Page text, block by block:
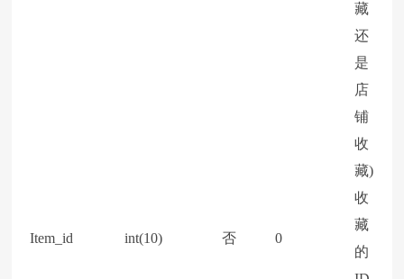
藏
还
是
店
铺
收
藏)
Item_id int(10) 否 0
收
藏
的